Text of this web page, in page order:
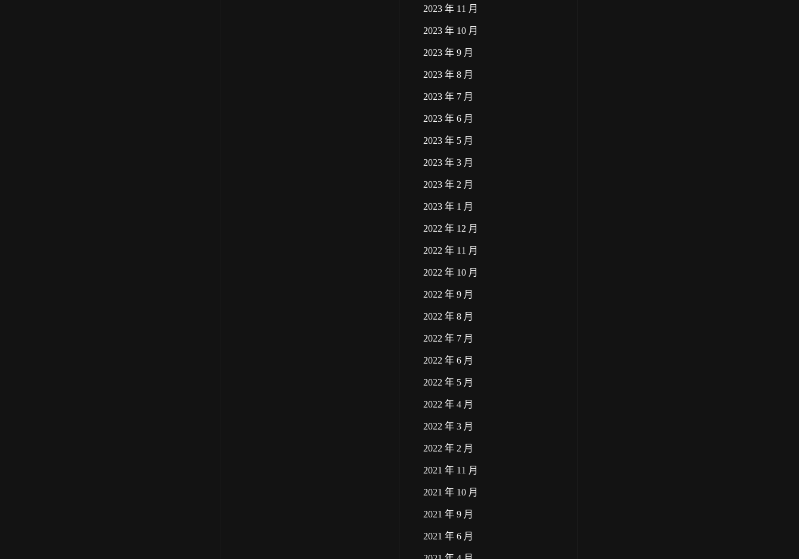
2023 年 11 月
2023 年 10 月
2023 年 9 月
2023 年 8 月
2023 年 7 月
2023 年 6 月
2023 年 5 月
2023 年 3 月
2023 年 2 月
2023 年 1 月
2022 年 12 月
2022 年 11 月
2022 年 10 月
2022 年 9 月
2022 年 8 月
2022 年 7 月
2022 年 6 月
2022 年 5 月
2022 年 4 月
2022 年 3 月
2022 年 2 月
2021 年 11 月
2021 年 10 月
2021 年 9 月
2021 年 6 月